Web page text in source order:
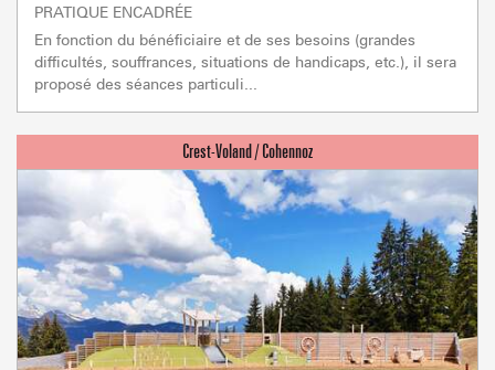
PRATIQUE ENCADRÉE
En fonction du bénéficiaire et de ses besoins (grandes
difficultés, souffrances, situations de handicaps, etc.), il sera
proposé des séances particuli...